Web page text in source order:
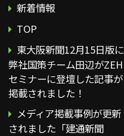
新着情報
TOP
東大阪新聞12月15日版に
弊社国策チーム田辺がZEH
セミナーに登壇した記事が
掲載されました！
メディア掲載事例が更新
されました「建通新聞